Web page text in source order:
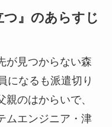
つ』のあらすじ
が見つからない森
になるも派遣切り
のはからいで、
ムエンジニア・津